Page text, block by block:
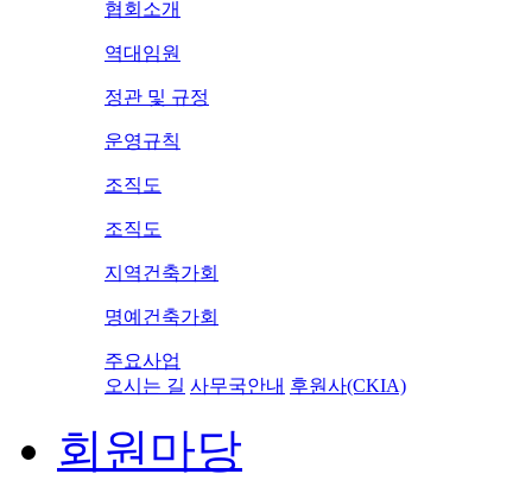
협회소개
역대임원
정관 및 규정
운영규칙
조직도
조직도
지역건축가회
명예건축가회
주요사업
오시는 길 사무국안내 후원사(CKIA)
회원마당